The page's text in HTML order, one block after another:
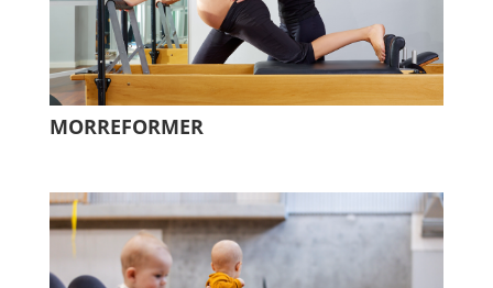
MORREFORMER